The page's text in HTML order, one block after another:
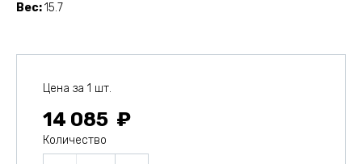
Вес 15.7
Цена за 1 шт.
14 085
Количество